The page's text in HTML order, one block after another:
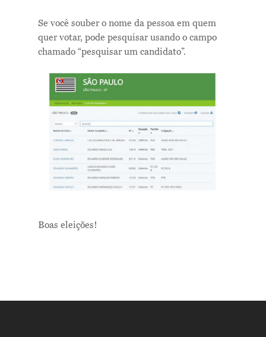
Se você souber o nome da pessoa em quem
quer votar, pode pesquisar usando o campo
chamado “pesquisar um candidato”.
Boas eleições!